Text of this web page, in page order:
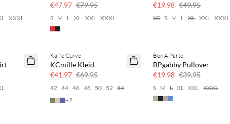
XXXL
€47,97 €79,95
S M L XL XXL XXXL
€19,98 €49,95
XS S M L XL XXL XXXL
40 % Rabatt
Kaffe Curve
KCmille Kleid
€41,97 €69,95
42 44 46 48 50 52 54
+2
50 % Rabatt
Bon'A Parte
BPgabby Pullover
€19,98 €39,95
S M L XL XXL XXXL